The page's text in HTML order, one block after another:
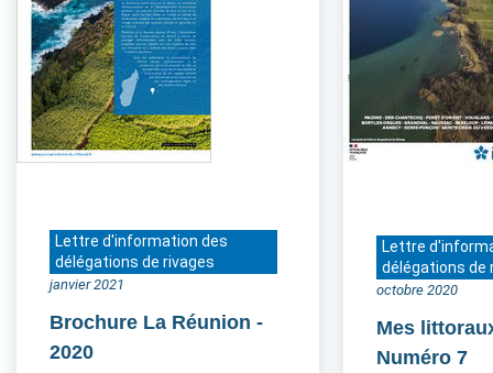
Lettre d'information des
délégations de rivages
janvier 2021
Brochure La Réunion -
2020
Lettre
délégations de
octobre 2020
Mes
Numéro 7